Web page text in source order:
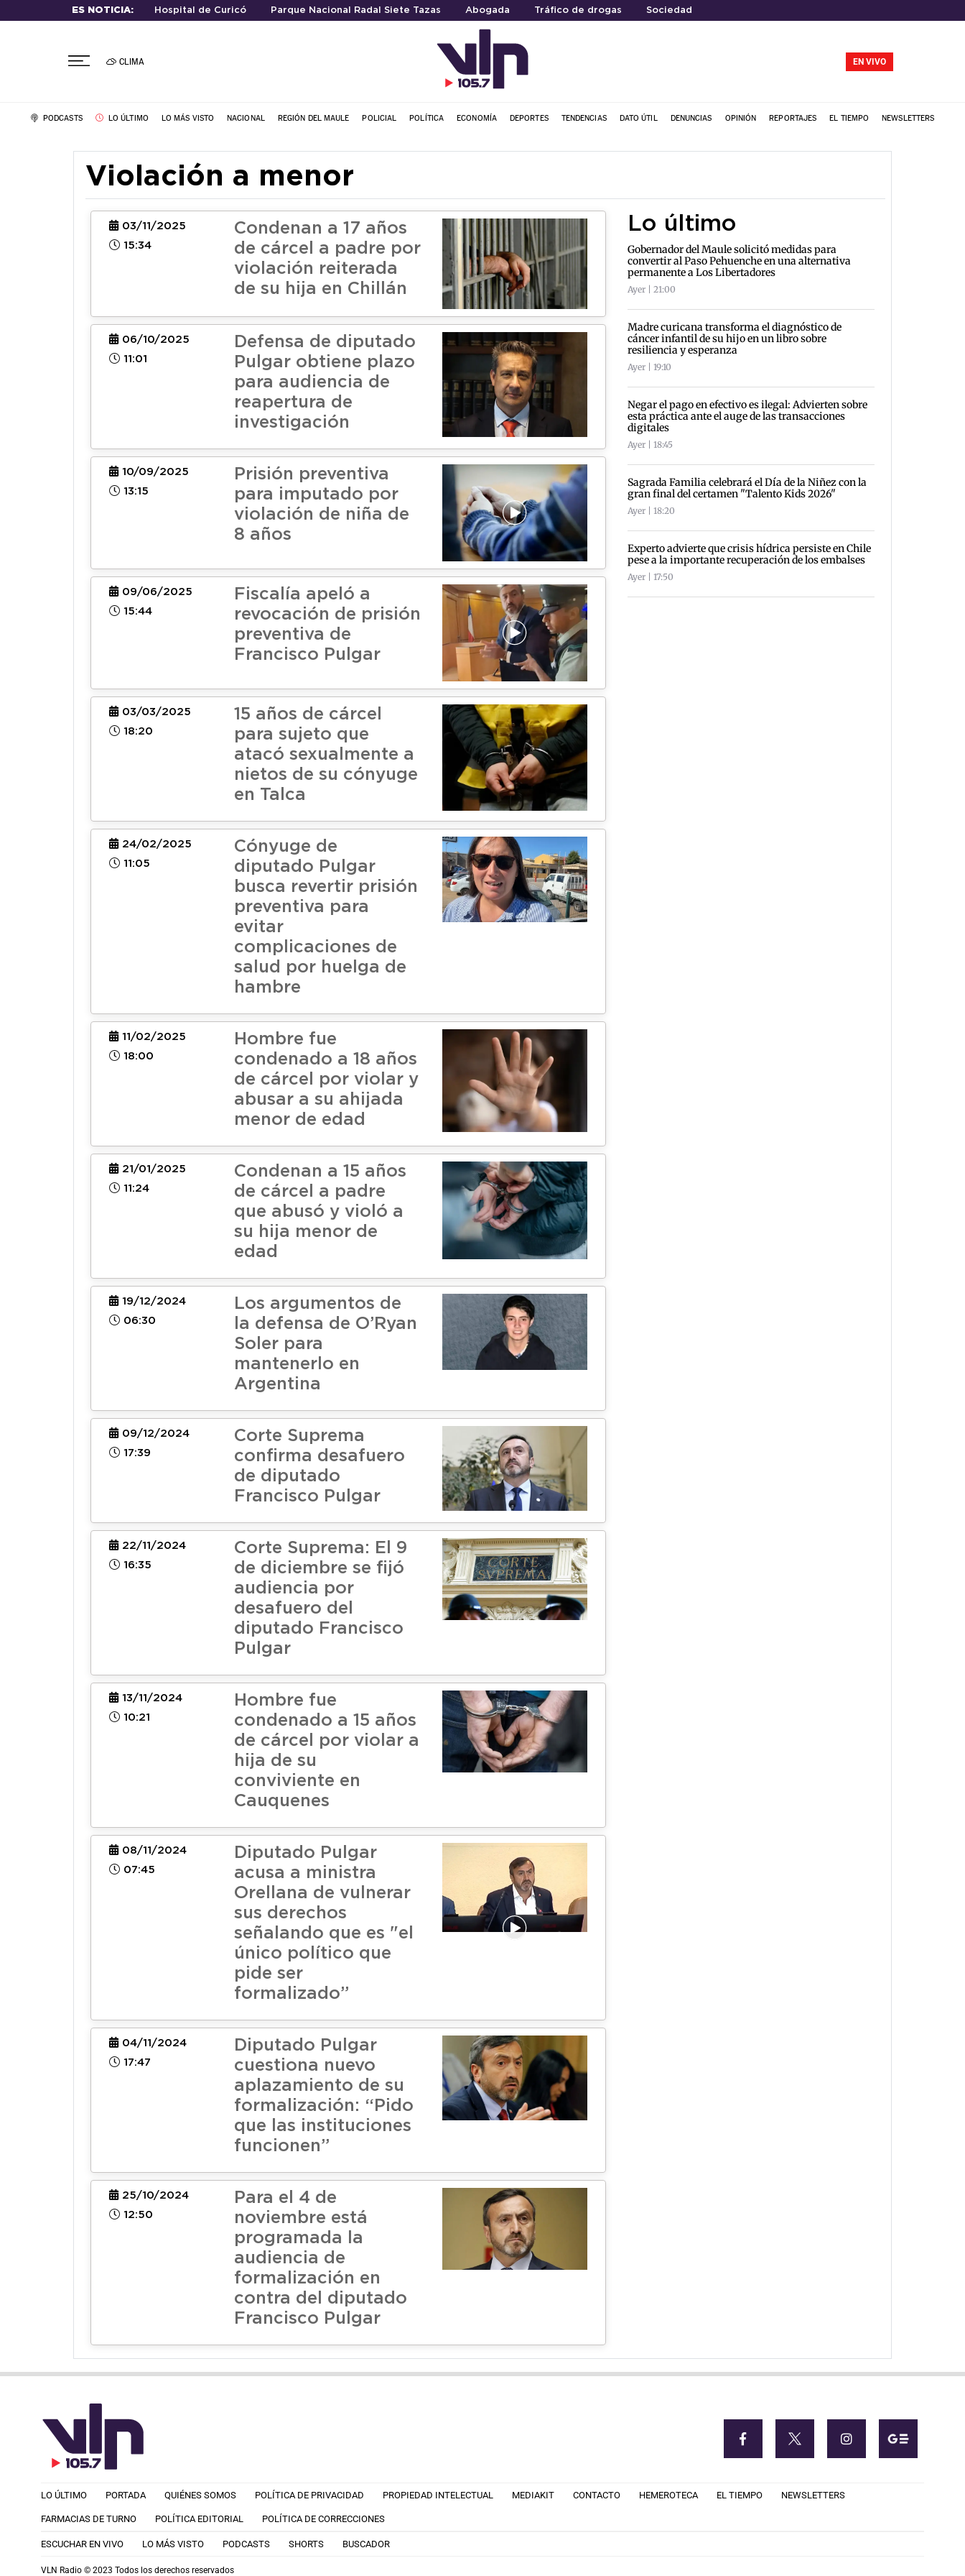
ES NOTICIA: Hospital de Curicó Parque Nacional Radal Siete Tazas Abogada Tráfico de drogas Sociedad
CLIMA EN VIVO
PODCASTS LO ÚLTIMO LO MÁS VISTO NACIONAL REGIÓN DEL MAULE POLICIAL POLÍTICA ECONOMÍA DEPORTES TENDENCIAS DATO ÚTIL DENUNCIAS OPINIÓN REPORTAJES EL TIEMPO NEWSLETTERS
Violación a menor
03/11/2025
15:34
Condenan a 17 años
de cárcel a padre por
violación reiterada
de su hija en Chillán
06/10/2025
11:01
Defensa de diputado
Pulgar obtiene plazo
para audiencia de
reapertura de
investigación
10/09/2025
13:15
Prisión preventiva
para imputado por
violación de niña de
8 años
09/06/2025
15:44
Fiscalía apeló a
revocación de prisión
preventiva de
Francisco Pulgar
03/03/2025
18:20
15 años de cárcel
para sujeto que
atacó sexualmente a
nietos de su cónyuge
en Talca
24/02/2025
11:05
Cónyuge de
diputado Pulgar
busca revertir prisión
preventiva para
evitar
complicaciones de
salud por huelga de
hambre
11/02/2025
18:00
Hombre fue
condenado a 18 años
de cárcel por violar y
abusar a su ahijada
menor de edad
21/01/2025
11:24
Condenan a 15 años
de cárcel a padre
que abusó y violó a
su hija menor de
edad
19/12/2024
06:30
Los argumentos de
la defensa de O’Ryan
Soler para
mantenerlo en
Argentina
09/12/2024
17:39
Corte Suprema
confirma desafuero
de diputado
Francisco Pulgar
22/11/2024
16:35
Corte Suprema: El 9
de diciembre se fijó
audiencia por
desafuero del
diputado Francisco
Pulgar
13/11/2024
10:21
Hombre fue
condenado a 15 años
de cárcel por violar a
hija de su
conviviente en
Cauquenes
08/11/2024
07:45
Diputado Pulgar
acusa a ministra
Orellana de vulnerar
sus derechos
señalando que es "el
único político que
pide ser
formalizado”
04/11/2024
17:47
Diputado Pulgar
cuestiona nuevo
aplazamiento de su
formalización: “Pido
que las instituciones
funcionen”
25/10/2024
12:50
Para el 4 de
noviembre está
programada la
audiencia de
formalización en
contra del diputado
Francisco Pulgar
Lo último
Gobernador del Maule solicitó medidas para
convertir al Paso Pehuenche en una alternativa
permanente a Los Libertadores
Ayer | 21:00
Madre curicana transforma el diagnóstico de
cáncer infantil de su hijo en un libro sobre
resiliencia y esperanza
Ayer | 19:10
Negar el pago en efectivo es ilegal: Advierten sobre
esta práctica ante el auge de las transacciones
digitales
Ayer | 18:45
Sagrada Familia celebrará el Día de la Niñez con la
gran final del certamen "Talento Kids 2026"
Ayer | 18:20
Experto advierte que crisis hídrica persiste en Chile
pese a la importante recuperación de los embalses
Ayer | 17:50
LO ÚLTIMO PORTADA QUIÉNES SOMOS POLÍTICA DE PRIVACIDAD PROPIEDAD INTELECTUAL MEDIAKIT CONTACTO HEMEROTECA EL TIEMPO NEWSLETTERS
FARMACIAS DE TURNO POLÍTICA EDITORIAL POLÍTICA DE CORRECCIONES
ESCUCHAR EN VIVO LO MÁS VISTO PODCASTS SHORTS BUSCADOR
VLN Radio © 2023 Todos los derechos reservados